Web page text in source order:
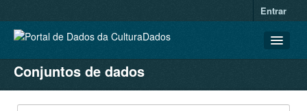
Entrar
CONJUNTOS DE DADOS
ORGANIZAÇÕES
Conjuntos de dados